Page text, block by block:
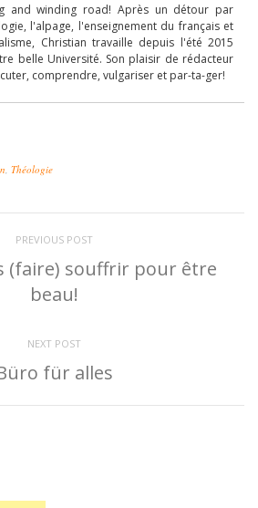
and winding road! Après un détour par
l'alpage, l'enseignement du français et
Christian travaille depuis l'été 2015
belle Université. Son plaisir de rédacteur
comprendre, vulgariser et par-ta-ger!
Théologie
PREVIOUS POST
(faire) souffrir pour être
beau!
NEXT POST
für alles